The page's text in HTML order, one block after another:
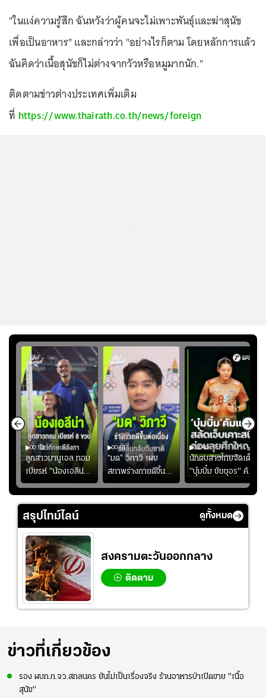
"ในแง่ความรู้สึก ฉันหวังว่าผู้คนจะไม่เพาะพันธุ์และฆ่าสุนัข
เพื่อเป็นอาหาร" และกล่าวว่า "อย่างไรก็ตาม โดยหลักการแล้ว
ฉันคิดว่าเนื้อสุนัขก็ไม่ต่างจากวัวหรือหมูมากนัก."
ติดตามข่าวต่างประเทศเพิ่มเติม
ที่ https://www.thairath.co.th/news/foreign
00:52
ลูกสาวมานูเอล ทอม
เบียรห์ "น้องเอลีน่า"
วัย 8 ขวบ โชว์ตี
ลังกาสุดพริ้ว
00:51
“มด” วิภาวี เผย
สภาพร่างกายดีขึ้น
อย่างต่อเนื่อง พร้อม
พยายามลงสนามให้
02:40
นักตบสาวไทยจัดเต็ม
"บุ๋มบิ๋ม ชัชชุอร" คัม
แบ็ก ศึก" SEA V
CUP 2026" เลก
สอง!!
สรุปไทม์ไลน์ ดูทั้งหมด
สงครามตะวันออกกลาง
ติดตาม
ข่าวที่เกี่ยวข้อง
รอง ผบก.ภ.จว.สกลนคร ยันไม่เป็นเรื่องจริง ร้านอาหารป่าเปิดขาย "เนื้อ
สุนัข"